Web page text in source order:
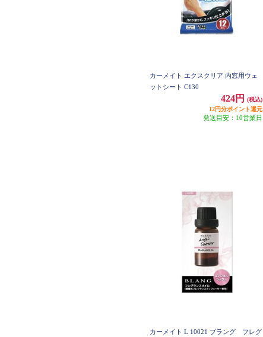
カーメイト エクスクリア 内窓用ウェ
ットシート C130
424円
(税込)
12円分ポイント還元
発送目安：10営業日
カーメイト L 10021 ブラング フレグ